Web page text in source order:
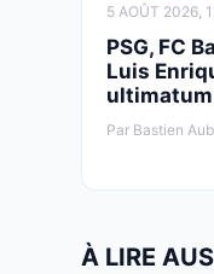
5 AOÛT 2026,
PSG, FC
Luis
ultimatum
Par Bastien
À LIRE